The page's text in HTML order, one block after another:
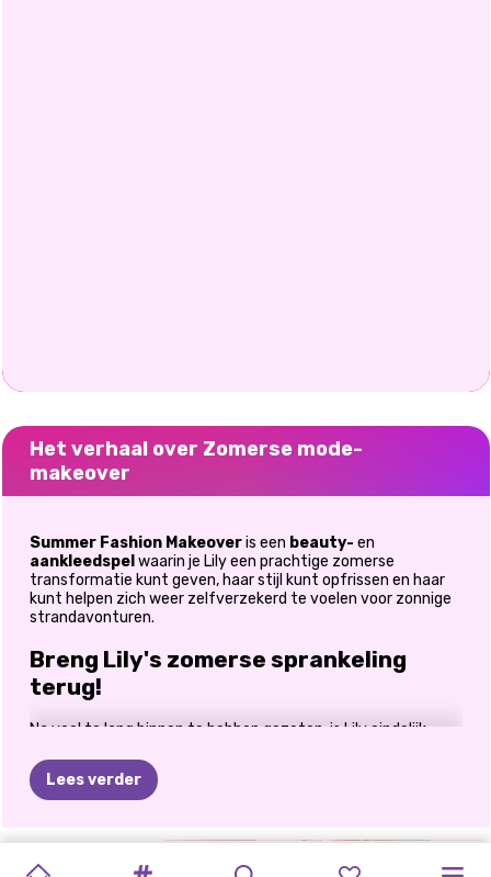
Het verhaal over Zomerse mode-
makeover
Summer Fashion Makeoveris een beauty- en
aankleedspel waarin je Lily een prachtige zomerse
transformatie kunt geven, haar stijl kunt opfrissen en haar
kunt helpen zich weer zelfverzekerd te voelen voor zonnige
strandavonturen.
Breng Lily's zomerse sprankeling
terug!
Na veel te lang binnen te hebben gezeten, is Lily eindelijk
dringend een opknapbeurt nodig! In
Makeovertransformeer je haar van slordig en vermoeid naar
stralend en fantastisch met ontspannende
zomermode. Als je dol bent op make-overgames die
schoonheid, mode en creativiteit combineren, dan is dit
Lees verder
LIEVEHEERSBEESTJE
BACK SKINFLUENCER
PRINCESS QUEEN'S VILLAIN